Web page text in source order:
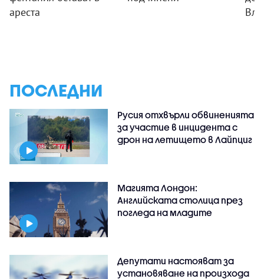
ареста
ПОСЛЕДНИ
Русия отхвърли обвиненията
за участие в инцидента с
дрон на летището в Лайпциг
Магията Лондон:
Английската столица през
погледа на младите
Депутати настояват за
установяване на произхода